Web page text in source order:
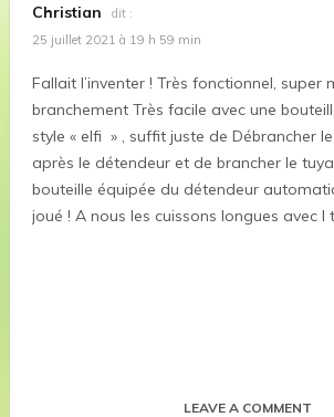
Christian
dit :
25 juillet 2021 à 19 h 59 min
Fallait l’inventer ! Très fonctionnel, super
branchement Très facile avec une
style « elfi » , suffit juste de Débrancher
après le détendeur et de brancher le
bouteille équipée du détendeur
joué ! A nous les cuissons longues avec l
LEAVE A COMMENT